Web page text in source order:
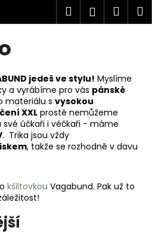
Hledat
jedeš ve stylu! Myslíme
a vyrábíme pro vás pánské
materiálu s vysokou
XXL prostě nemůžeme
své účkaři i véčkaři - máme
. Trika jsou vždy
, takže se rozhodně v davu
kšiltovkou Vagabund. Pak už to